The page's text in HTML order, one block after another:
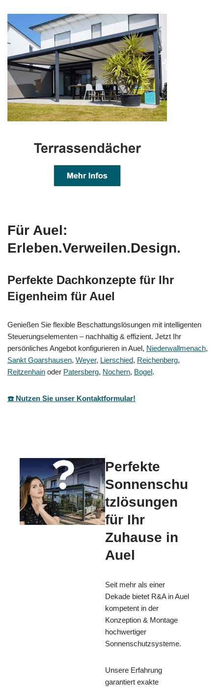
Für Auel:
Erleben.Verweilen.Design.
Perfekte Dachkonzepte für Ihr
Eigenheim für Auel
Genießen Sie flexible Beschattungslösungen mit intelligenten
Steuerungselementen – nachhaltig & effizient. Jetzt Ihr
persönliches Angebot konfigurieren in Auel, Niederwallmenach,
Sankt Goarshausen, Weyer, Lierschied, Reichenberg,
Reitzenhain oder Patersberg, Nochern, Bogel.
☎️ Nutzen Sie unser Kontaktformular!
Perfekte
Sonnenschu
tzlösungen
für Ihr
Zuhause in
Auel
Seit mehr als einer
Dekade bietet R&A in Auel
kompetent in der
Konzeption & Montage
hochwertiger
Sonnenschutzsysteme.
Unsere Erfahrung
garantiert exakte